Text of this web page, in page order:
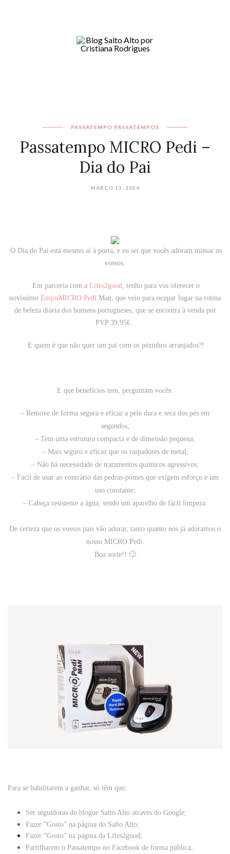
PASSATEMPO PASSATEMPOS
Passatempo MICRO Pedi –
Dia do Pai
MARÇO 13, 2014
O Dia do Pai está mesmo aí à porta, e eu sei que vocês adoram mimar os
vossos.
Em parceria com a Lifes2good
, tenho para vos oferecer o
novíssimo EmjoiMICRO Pedi Man, que veio para ocupar lugar na rotina
de beleza diária dos homens portugueses, que se encontra à venda por
PVP 39,95€.
E quem é que não quer um pai com os pézinhos arranjados?!
E que benefícios tem, perguntam vocês:
– Remove de forma segura e eficaz a pele dura e seca dos pés em
segundos;
– Tem uma estrutura compacta e de dimensão pequena;
– Mais seguro e eficaz que os raspadores de metal;
– Não há necessidade de tratamentos químicos agressivos;
– Fácil de usar ao contrário das pedras-pomes que exigem esforço e um
uso constante;
– Cabeça resistente a água, sendo um aparelho de fácil limpeza.
De certeza que os vossos pais vão adorar, tanto quanto nós já adoramos o
nosso MICRO Pedi.
Boa sorte!! 🙂
Para se habilitarem a ganhar, só têm que:
Ser seguidoras do blogue Salto Alto através do Google;
Fazer “Gosto” na página do Salto Alto;
Fazer “Gosto” na página da Lifes2good;
Partilharem o Passatempo no Facebook de forma pública;